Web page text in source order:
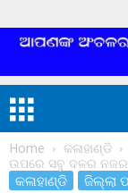
Home କଳାହାଣ୍ଡି
ଉପରେ ସବୁ ଦଳର ନଜର
କଳାହାଣ୍ଡି ଜିଲ୍ଲା